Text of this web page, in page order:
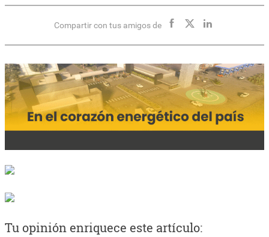
Compartir con tus amigos de
Tu opinión enriquece este artículo: